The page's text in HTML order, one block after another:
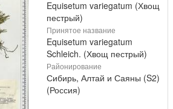
Equisetum variegatum (Хвощ
пестрый)
Принятое название
Equisetum variegatum
Schleich. (Хвощ пестрый)
Районирование
Сибирь, Алтай и Саяны (S2)
(Россия)